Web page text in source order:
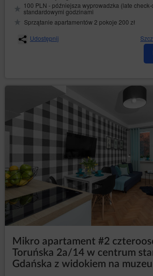
będzie na podany przez siebie adres
(Newsletter) Serwisu, a także inne
handlowe wysyłane przez
Gość/Użytkownik może w dowolnym
zrezygnować z otrzymywania
samodzielnie, poprzez
na stronie swojego Konta lub
Obsługi Klienta.
Gość/Użytkownik nie może
dostarczać do Usługodawcy treści,
innych danych o charakterze
Gość/Użytkownik uzyskuje dostęp do
dokonaniu rejestracji.
W ramach rejestracji Go/Użytkownik
lub płeć, imię, nazwisko, nazwę
wystawienia dokumentu sprzedaży,
wybiera hasło. Gość/Użytkownik
podane przez niego/nią w formularzu
są zgodne z prawdą. Rejestracja
zapoznania się z Regulaminem
formularzu rejestracyjnym, że Gość/
zapoznał się z Regulaminem i w
wszystkie jego postanowienia.
W chwili nadania dostępu do Konta
Usługodawcą, a Gościem/
100 PLN - późniejsza wyprowadzka (late check-
standardowymi godzinami
Sprzątanie apartamentów 2 pokoje 200 zł
Udostępnij
Mikro apartament #2
Toruńska 2a/14 w centrum
Gdańska z widokiem na